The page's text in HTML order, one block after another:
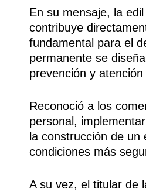
En su mensaje, la
contribuye
fundamental para el
permanente se
prevención y
Reconoció a los
personal,
la construcción de
condiciones más
A su vez, el titular de